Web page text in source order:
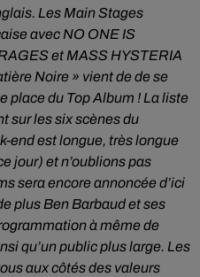
Les Main Stages
avec NO ONE IS
et MASS HYSTERIA
Noire » vient de de se
place du Top Album ! La liste
sur les six scènes du
end est longue, très longue
jour) et n’oublions pas
sera encore annoncée d’ici
plus Ben Barbaud et ses
à même de
qu’un public plus large. Les
aux côtés des valeurs